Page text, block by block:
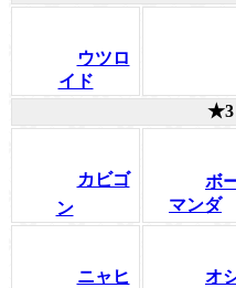
ウツロ
イド
★3
カビゴ
ン
ボ
マンダ
ニャヒ
オ